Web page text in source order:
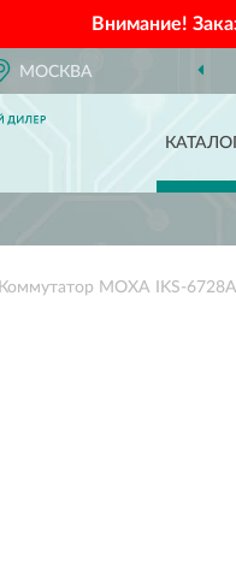
Внимание!
МОСКВА
КАТАЛОГ
Коммутатор MOXA IKS-